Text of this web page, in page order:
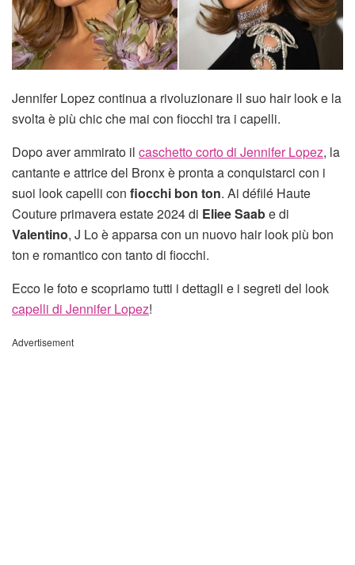
Jennifer Lopez continua a rivoluzionare il suo hair look e la
svolta è più chic che mai con fiocchi tra i capelli.
Dopo aver ammirato il caschetto corto di Jennifer Lopez, la
cantante e attrice del Bronx è pronta a conquistarci con i
suoi look capelli con fiocchi bon ton. Ai défilé Haute
Couture primavera estate 2024 di Eliee Saabe di
Valentino, J Lo è apparsa con un nuovo hair look più bon
ton e romantico con tanto di fiocchi.
Ecco le foto e scopriamo tutti i dettagli e i segreti del look
capelli di Jennifer Lopez!
Advertisement